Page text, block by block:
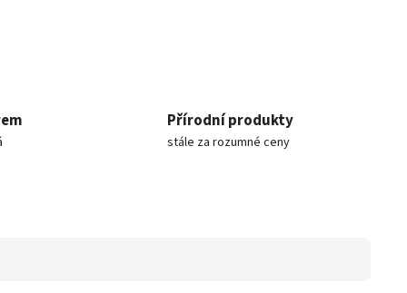
Přírodní produkty
stále za rozumné ceny